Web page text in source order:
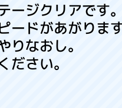
ージクリアです
ードがあがりま
りなおし。
ださい。